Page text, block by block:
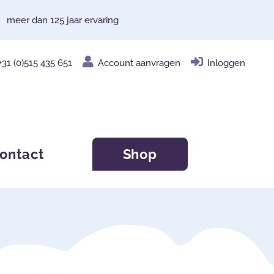
meer dan 125 jaar ervaring
(0)515 435 651 Account aanvragen Inloggen
Shop